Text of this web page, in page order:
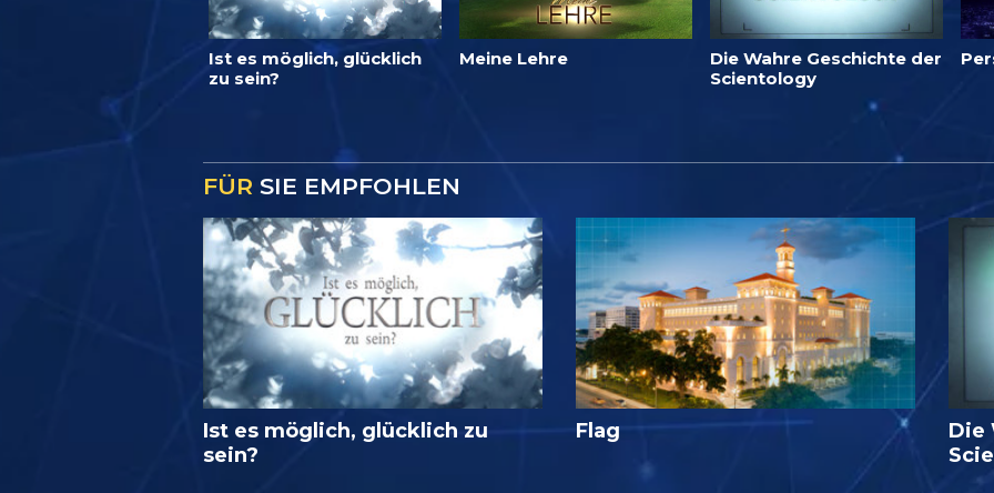
Ist es möglich, glücklich
zu sein?
Meine Lehre
Die Wahre Geschichte der
Scientology
FÜR SIE EMPFOHLEN
Ist es möglich, glücklich zu
sein?
Flag
Die